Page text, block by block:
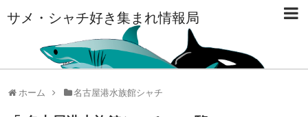
サメ・シャチ好き集まれ情報局
ホーム 名古屋港水族館シャチ